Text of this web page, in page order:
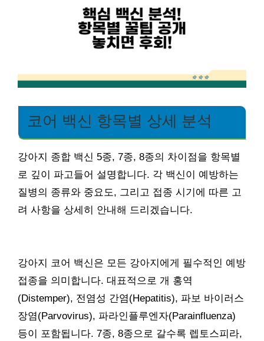
코어 백신 항목별 상세 분석
강아지 종합 백신 5종, 7종, 8종의 차이점을 항목별
로 깊이 파고들어 설명합니다. 각 백신이 예방하는
질병의 종류와 중요도, 그리고 접종 시기에 따른 고
려 사항을 상세히 안내해 드리겠습니다.
강아지 코어 백신은 모든 강아지에게 필수적인 예방
접종을 의미합니다. 대표적으로 개 홍역
(Distemper), 전염성 간염(Hepatitis), 파보 바이러스
장염(Parvovirus), 파라인플루엔자(Parainfluenza)
등이 포함됩니다. 7종, 8종으로 갈수록 렙토스피라,